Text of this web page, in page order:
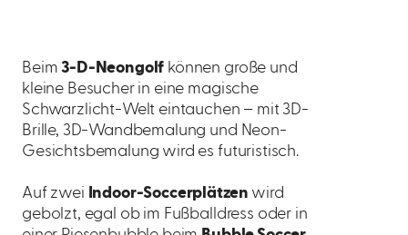
Beim3-D-Neongolf können große und
kleine Besucher in eine magische
Schwarzlicht-Welt eintauchen – mit 3D-
Brille, 3D-Wandbemalung und Neon-
Gesichtsbemalung wird es futuristisch.
Auf zwei Indoor-Soccerplätzen wird
gebolzt, egal ob im Fußballdress oder in